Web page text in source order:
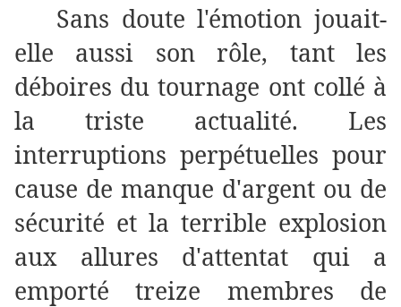
Sans doute l'émotion jouait-
elle aussi son rôle, tant les
déboires du tournage ont collé à
la triste actualité. Les
interruptions perpétuelles pour
cause de manque d'argent ou de
sécurité et la terrible explosion
aux allures d'attentat qui a
emporté treize membres de